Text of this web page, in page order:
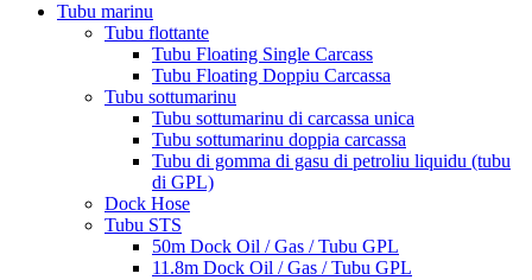
Tubu marinu
Tubu flottante
Tubu Floating Single Carcass
Tubu Floating Doppiu Carcassa
Tubu sottumarinu
Tubu sottumarinu di carcassa unica
Tubu sottumarinu doppia carcassa
Tubu di gomma di gasu di petroliu liquidu (tubu
di GPL)
Dock Hose
Tubu STS
50m Dock Oil / Gas / Tubu GPL
11.8m Dock Oil / Gas / Tubu GPL